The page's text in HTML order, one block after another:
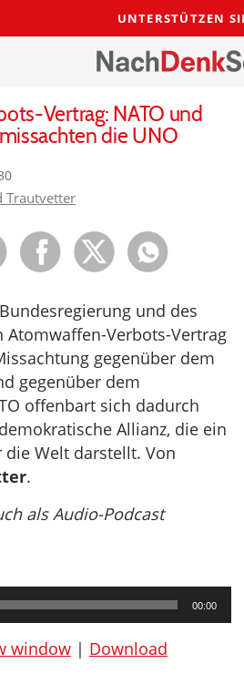
UNTERSTÜTZEN
Vertrag: NATO und
die UNO
Trautvetter
und des
Atomwaffen-Verbots-Vertrag
gegenüber dem
gegenüber dem
offenbart sich dadurch
Allianz, die ein
Welt darstellt. Von
.
als Audio-Podcast
00:00
window | Download